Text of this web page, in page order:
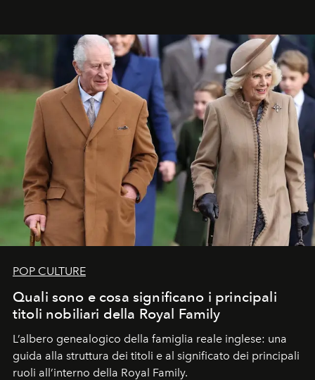
POP CULTURE
Quali sono e cosa significano i principali
titoli nobiliari della Royal Family
L’albero genealogico della famiglia reale inglese: una
guida alla struttura dei titoli e al significato dei principali
ruoli all’interno della Royal Family.